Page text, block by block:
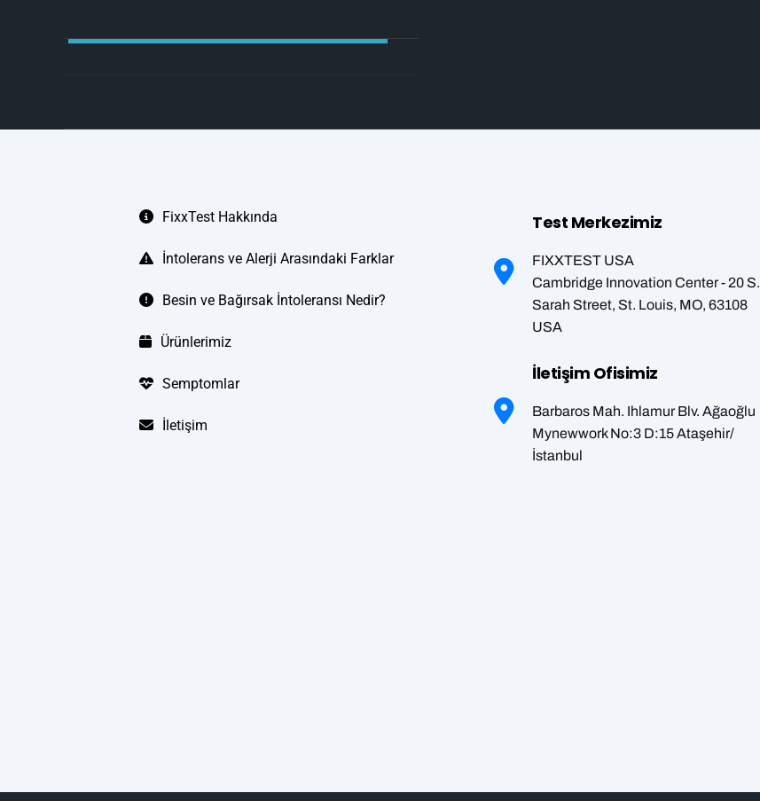
FixxTest Hakkında
İntolerans ve Alerji Arasındaki Farklar
Besin ve Bağırsak İntoleransı Nedir?
Ürünlerimiz
Semptomlar
İletişim
Test Merkezimiz
FIXXTEST USA
Cambridge Innovation Center - 20 S.
Sarah Street, St. Louis, MO, 63108
USA
İletişim Ofisimiz
Barbaros Mah. Ihlamur Blv. Ağaoğlu
Mynewwork No:3 D:15 Ataşehir/
İstanbul